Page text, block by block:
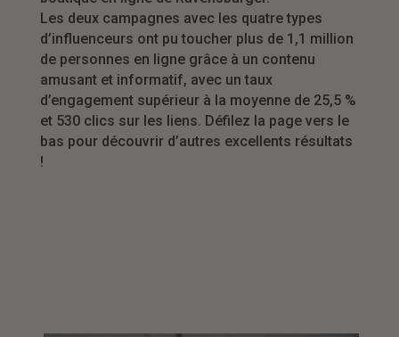
Les deux campagnes avec les quatre types
d’influenceurs ont pu toucherplus de 1,1 million
de personnes en ligne grâce à un contenu
amusant et informatif, avec un taux
d’engagement supérieur à la moyenne de 25,5 %
et 530 clics sur les liens. Défilez la page vers le
bas pour découvrir d’autres excellents résultats
!